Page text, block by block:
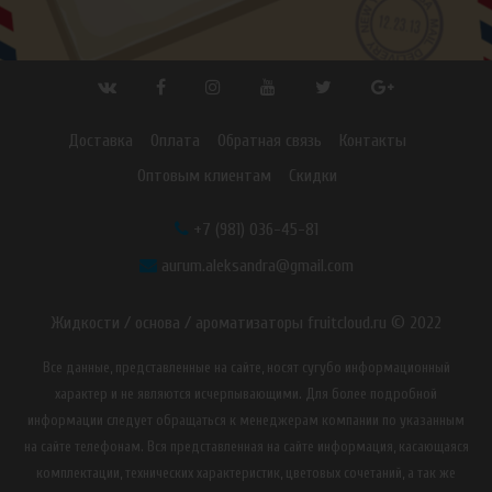
Доставка Оплата Обратная связь
Контакты
Оптовым клиентам
Скидки
+7 (981) 036-45-81
aurum.aleksandra@gmail.com
Жидкости / основа / ароматизаторы fruitcloud.ru © 2022
Все данные, представленные на сайте, носят сугубо информационный
характер и не являются исчерпывающими. Для более подробной
информации следует обращаться к менеджерам компании по указанным
на сайте телефонам. Вся представленная на сайте информация, касающаяся
комплектации, технических характеристик, цветовых сочетаний, а так же